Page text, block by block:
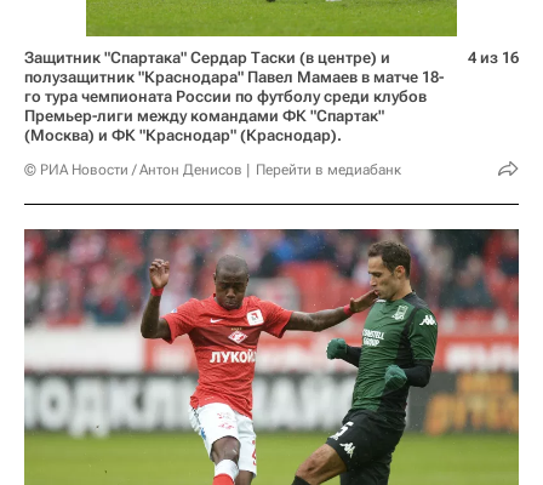
Защитник "Спартака" Сердар Таски (в центре) и
полузащитник "Краснодара" Павел Мамаев в матче 18-
го тура чемпионата России по футболу среди клубов
Премьер-лиги между командами ФК "Спартак"
(Москва) и ФК "Краснодар" (Краснодар).
© РИА Новости / Антон Денисов Перейти в медиабанк
4 из 16